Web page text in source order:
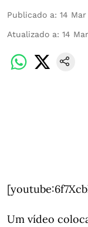
Publicado a: 14 Mar
Atualizado a: 14
Um vídeo